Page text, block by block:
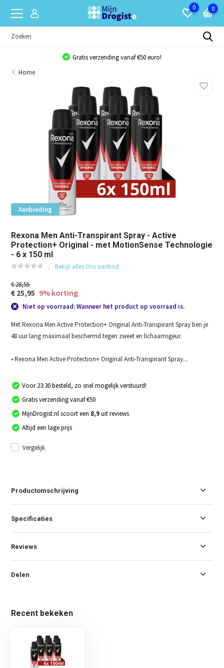
0 0
Gratis verzending vanaf €50 euro!
Home
Aanbieding
Rexona Men Anti-Transpirant Spray - Active
Protection+ Original - met MotionSense Technologie
- 6 x 150 ml
Bekijk alles Ons aanbod
€ 28,55
€ 25,95 9% korting
Niet op voorraad: Wanneer het product op voorraad is.
Met Rexona Men Active Protection+ Original Anti-Transpirant Spray ben je
48 uur lang maximaal beschermd tegen zweet en lichaamsgeur.
• Rexona Men Active Protection+ Original Anti-Transpirant Spray...
Voor 23:30 besteld, zo snel mogelijk verstuurd!
Gratis verzending vanaf €50
MijnDrogist.nl scoort een 8,9uit reviews
Altijd een lage prijs
Vergelijk
Productomschrijving
Specificaties
Reviews
Delen
Recent bekeken